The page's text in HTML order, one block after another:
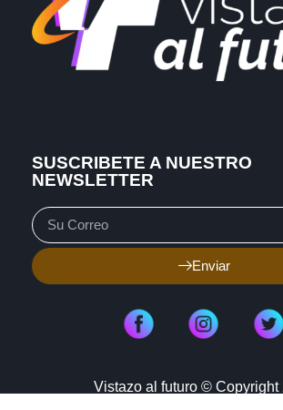
SUSCRIBETE A NUESTRO
NEWSLETTER
Enviar
Vistazo al futuro © Copyright